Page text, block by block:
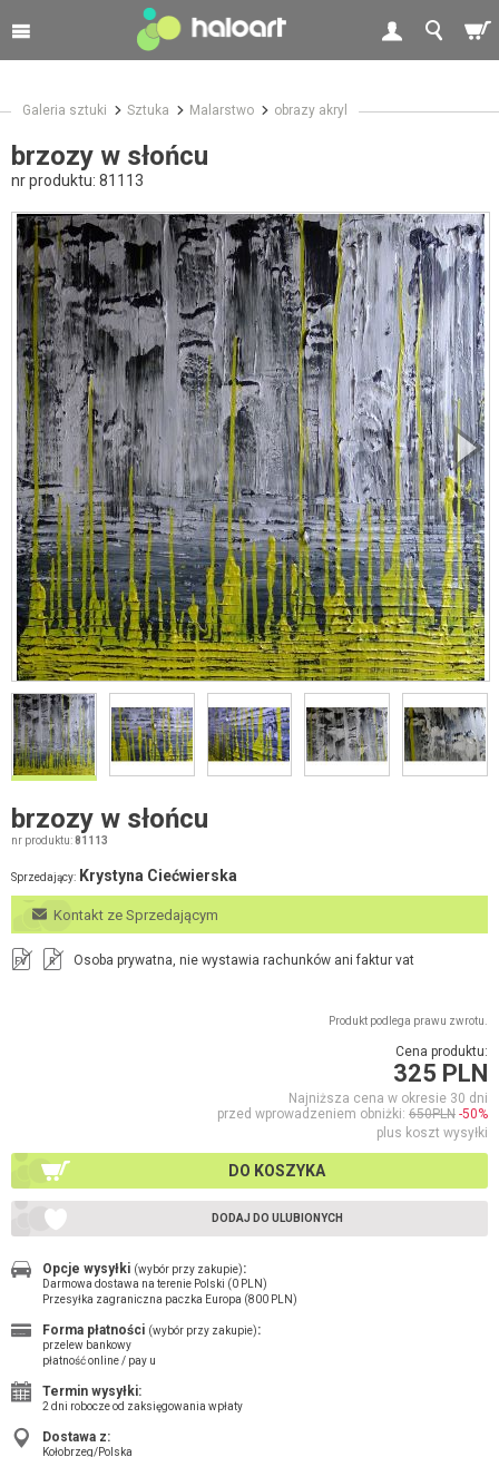
Galeria sztuki Sztuka Malarstwo obrazy akryl
brzozy w słońcu
nr produktu: 81113
brzozy w słońcu
nr produktu:81113
Sprzedający: Krystyna Ciećwierska
Kontakt ze Sprzedającym
FV R Osoba prywatna, nie wystawia rachunków ani faktur vat
Produkt podlega prawu zwrotu.
Cena produktu:
325 PLN
Najniższa cena w okresie 30 dni
przed wprowadzeniem obniżki: 650PLN -50%
plus koszt wysyłki
DO KOSZYKA
DODAJ DO ULUBIONYCH
Opcje wysyłki (wybór przy zakupie):
Darmowa dostawa na terenie Polski (0 PLN)
Przesyłka zagraniczna paczka Europa (800 PLN)
Forma płatności (wybór przy zakupie):
przelew bankowy
płatność online / pay u
Termin wysyłki:
2 dni robocze od zaksięgowania wpłaty
Dostawa z:
Kołobrzeg/Polska